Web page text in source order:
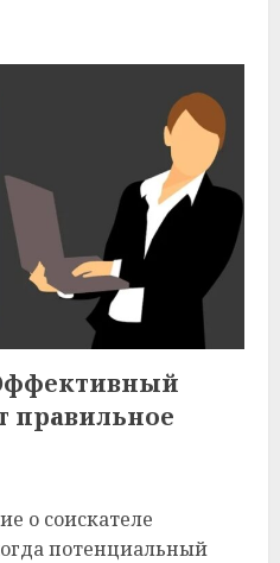
правильное
о соискателе
потенциальный